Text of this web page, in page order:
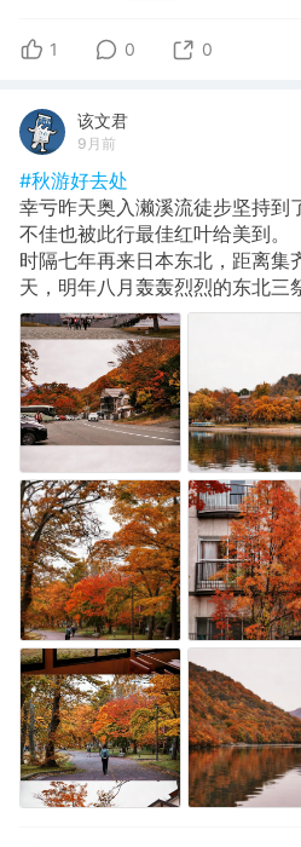
1 0 0
该文君
9月前
#秋游好去处
幸亏昨天奥入濑溪流徒步坚持到
不佳也被此行最佳红叶给美到。
时隔七年再来日本东北，距离集
天，明年八月轰轰烈烈的东北三